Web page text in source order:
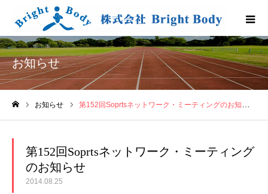
お知らせ
お知らせ 第152回Soprtsネットワーク・ミーティングのお知らせ
第152回Soprtsネットワーク・ミーティング
のお知らせ
2014.08.25